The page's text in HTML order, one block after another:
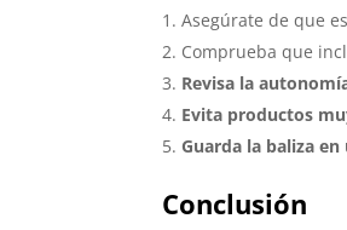
Asegúrate de que
Comprueba que
Revisa la
Evita productos
Guarda la baliza
Conclusión